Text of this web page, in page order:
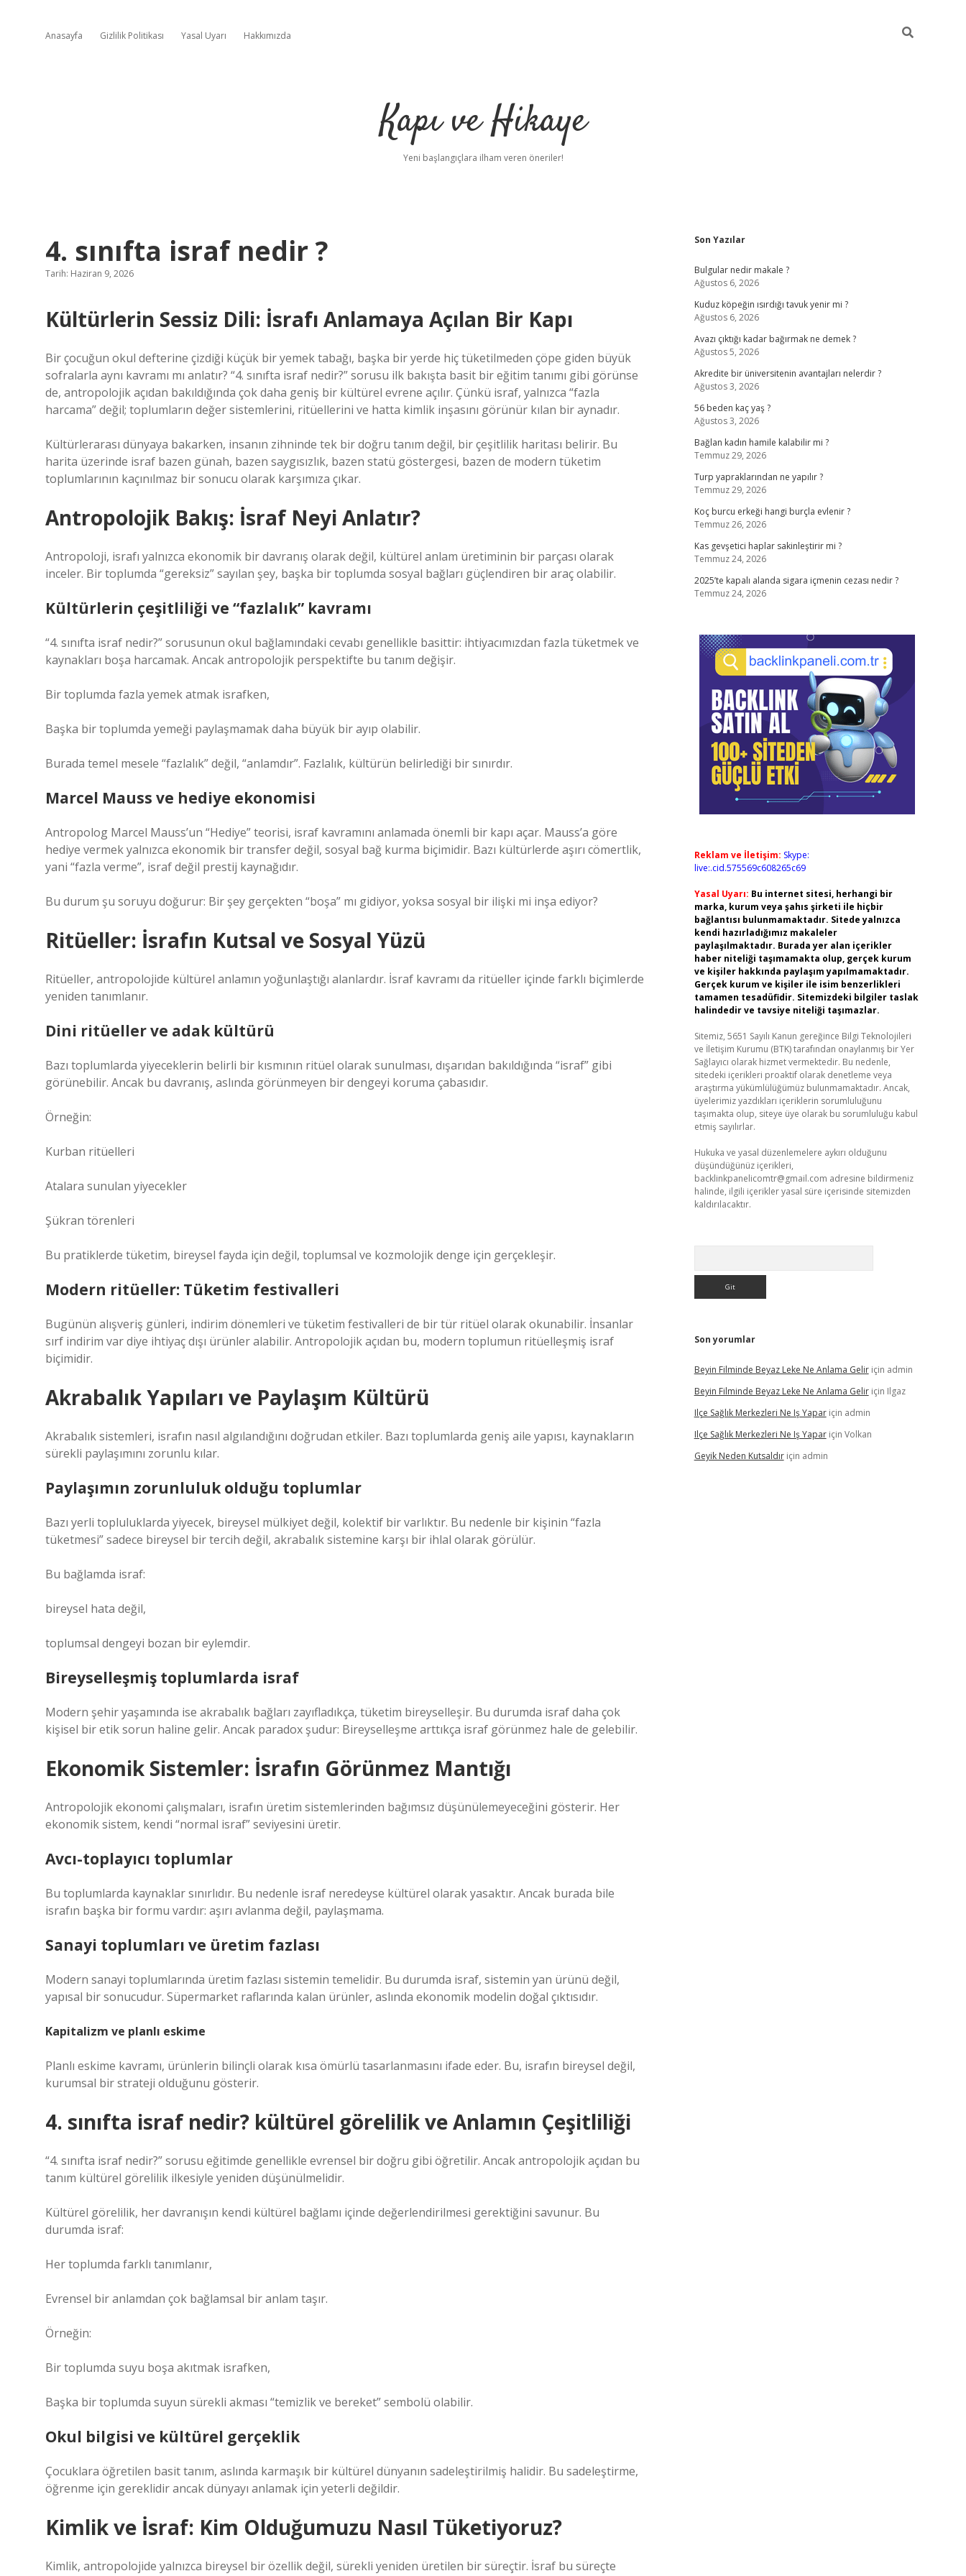
Anasayfa Gizlilik Politikası Yasal Uyarı Hakkımızda
Kapı ve Hikaye
Yeni başlangıçlara ilham veren öneriler!
4. sınıfta israf nedir ?
Tarih: Haziran 9, 2026
Kültürlerin Sessiz Dili: İsrafı Anlamaya Açılan Bir Kapı
Bir çocuğun okul defterine çizdiği küçük bir yemek tabağı, başka bir yerde hiç tüketilmeden çöpe giden büyük
sofralarla aynı kavramı mı anlatır? “4. sınıfta israf nedir?” sorusu ilk bakışta basit bir eğitim tanımı gibi görünse
de, antropolojik açıdan bakıldığında çok daha geniş bir kültürel evrene açılır. Çünkü israf, yalnızca “fazla
harcama” değil; toplumların değer sistemlerini, ritüellerini ve hatta kimlik inşasını görünür kılan bir aynadır.
Kültürlerarası dünyaya bakarken, insanın zihninde tek bir doğru tanım değil, bir çeşitlilik haritası belirir. Bu
harita üzerinde israf bazen günah, bazen saygısızlık, bazen statü göstergesi, bazen de modern tüketim
toplumlarının kaçınılmaz bir sonucu olarak karşımıza çıkar.
Antropolojik Bakış: İsraf Neyi Anlatır?
Antropoloji, israfı yalnızca ekonomik bir davranış olarak değil, kültürel anlam üretiminin bir parçası olarak
inceler. Bir toplumda “gereksiz” sayılan şey, başka bir toplumda sosyal bağları güçlendiren bir araç olabilir.
Kültürlerin çeşitliliği ve “fazlalık” kavramı
“4. sınıfta israf nedir?” sorusunun okul bağlamındaki cevabı genellikle basittir: ihtiyacımızdan fazla tüketmek ve
kaynakları boşa harcamak. Ancak antropolojik perspektifte bu tanım değişir.
Bir toplumda fazla yemek atmak israfken,
Başka bir toplumda yemeği paylaşmamak daha büyük bir ayıp olabilir.
Burada temel mesele “fazlalık” değil, “anlamdır”. Fazlalık, kültürün belirlediği bir sınırdır.
Marcel Mauss ve hediye ekonomisi
Antropolog Marcel Mauss’un “Hediye” teorisi, israf kavramını anlamada önemli bir kapı açar. Mauss’a göre
hediye vermek yalnızca ekonomik bir transfer değil, sosyal bağ kurma biçimidir. Bazı kültürlerde aşırı cömertlik,
yani “fazla verme”, israf değil prestij kaynağıdır.
Bu durum şu soruyu doğurur: Bir şey gerçekten “boşa” mı gidiyor, yoksa sosyal bir ilişki mi inşa ediyor?
Ritüeller: İsrafın Kutsal ve Sosyal Yüzü
Ritüeller, antropolojide kültürel anlamın yoğunlaştığı alanlardır. İsraf kavramı da ritüeller içinde farklı biçimlerde
yeniden tanımlanır.
Dini ritüeller ve adak kültürü
Bazı toplumlarda yiyeceklerin belirli bir kısmının ritüel olarak sunulması, dışarıdan bakıldığında “israf” gibi
görünebilir. Ancak bu davranış, aslında görünmeyen bir dengeyi koruma çabasıdır.
Örneğin:
Kurban ritüelleri
Atalara sunulan yiyecekler
Şükran törenleri
Bu pratiklerde tüketim, bireysel fayda için değil, toplumsal ve kozmolojik denge için gerçekleşir.
Modern ritüeller: Tüketim festivalleri
Bugünün alışveriş günleri, indirim dönemleri ve tüketim festivalleri de bir tür ritüel olarak okunabilir. İnsanlar
sırf indirim var diye ihtiyaç dışı ürünler alabilir. Antropolojik açıdan bu, modern toplumun ritüelleşmiş israf
biçimidir.
Akrabalık Yapıları ve Paylaşım Kültürü
Akrabalık sistemleri, israfın nasıl algılandığını doğrudan etkiler. Bazı toplumlarda geniş aile yapısı, kaynakların
sürekli paylaşımını zorunlu kılar.
Paylaşımın zorunluluk olduğu toplumlar
Bazı yerli topluluklarda yiyecek, bireysel mülkiyet değil, kolektif bir varlıktır. Bu nedenle bir kişinin “fazla
tüketmesi” sadece bireysel bir tercih değil, akrabalık sistemine karşı bir ihlal olarak görülür.
Bu bağlamda israf:
bireysel hata değil,
toplumsal dengeyi bozan bir eylemdir.
Bireyselleşmiş toplumlarda israf
Modern şehir yaşamında ise akrabalık bağları zayıfladıkça, tüketim bireyselleşir. Bu durumda israf daha çok
kişisel bir etik sorun haline gelir. Ancak paradox şudur: Bireyselleşme arttıkça israf görünmez hale de gelebilir.
Ekonomik Sistemler: İsrafın Görünmez Mantığı
Antropolojik ekonomi çalışmaları, israfın üretim sistemlerinden bağımsız düşünülemeyeceğini gösterir. Her
ekonomik sistem, kendi “normal israf” seviyesini üretir.
Avcı-toplayıcı toplumlar
Bu toplumlarda kaynaklar sınırlıdır. Bu nedenle israf neredeyse kültürel olarak yasaktır. Ancak burada bile
israfın başka bir formu vardır: aşırı avlanma değil, paylaşmama.
Sanayi toplumları ve üretim fazlası
Modern sanayi toplumlarında üretim fazlası sistemin temelidir. Bu durumda israf, sistemin yan ürünü değil,
yapısal bir sonucudur. Süpermarket raflarında kalan ürünler, aslında ekonomik modelin doğal çıktısıdır.
Kapitalizm ve planlı eskime
Planlı eskime kavramı, ürünlerin bilinçli olarak kısa ömürlü tasarlanmasını ifade eder. Bu, israfın bireysel değil,
kurumsal bir strateji olduğunu gösterir.
4. sınıfta israf nedir? kültürel görelilikve Anlamın Çeşitliliği
“4. sınıfta israf nedir?” sorusu eğitimde genellikle evrensel bir doğru gibi öğretilir. Ancak antropolojik açıdan bu
tanım kültürel görelilik ilkesiyle yeniden düşünülmelidir.
Kültürel görelilik, her davranışın kendi kültürel bağlamı içinde değerlendirilmesi gerektiğini savunur. Bu
durumda israf:
Her toplumda farklı tanımlanır,
Evrensel bir anlamdan çok bağlamsal bir anlam taşır.
Örneğin:
Bir toplumda suyu boşa akıtmak israfken,
Başka bir toplumda suyun sürekli akması “temizlik ve bereket” sembolü olabilir.
Okul bilgisi ve kültürel gerçeklik
Çocuklara öğretilen basit tanım, aslında karmaşık bir kültürel dünyanın sadeleştirilmiş halidir. Bu sadeleştirme,
öğrenme için gereklidir ancak dünyayı anlamak için yeterli değildir.
Kimlikve İsraf: Kim Olduğumuzu Nasıl Tüketiyoruz?
Kimlik, antropolojide yalnızca bireysel bir özellik değil, sürekli yeniden üretilen bir süreçtir. İsraf bu süreçte
Sidebar
Son Yazılar
Bulgular nedir makale ?
Ağustos 6, 2026
Kuduz köpeğin ısırdığı tavuk yenir mi ?
Ağustos 6, 2026
Avazı çıktığı kadar bağırmak ne demek ?
Ağustos 5, 2026
Akredite bir üniversitenin avantajları nelerdir ?
Ağustos 3, 2026
56 beden kaç yaş ?
Ağustos 3, 2026
Bağlan kadın hamile kalabilir mi ?
Temmuz 29, 2026
Turp yapraklarından ne yapılır ?
Temmuz 29, 2026
Koç burcu erkeği hangi burçla evlenir ?
Temmuz 26, 2026
Kas gevşetici haplar sakinleştirir mi ?
Temmuz 24, 2026
2025’te kapalı alanda sigara içmenin cezası nedir ?
Temmuz 24, 2026
Reklam ve İletişim: Skype:
live:.cid.575569c608265c69
Yasal Uyarı: Bu internet sitesi, herhangi bir
marka, kurum veya şahıs şirketi ile hiçbir
bağlantısı bulunmamaktadır. Sitede yalnızca
kendi hazırladığımız makaleler
paylaşılmaktadır. Burada yer alan içerikler
haber niteliği taşımamakta olup, gerçek kurum
ve kişiler hakkında paylaşım yapılmamaktadır.
Gerçek kurum ve kişiler ile isim benzerlikleri
tamamen tesadüfidir. Sitemizdeki bilgiler taslak
halindedir ve tavsiye niteliği taşımazlar.
Sitemiz, 5651 Sayılı Kanun gereğince Bilgi Teknolojileri
ve İletişim Kurumu (BTK) tarafından onaylanmış bir Yer
Sağlayıcı olarak hizmet vermektedir. Bu nedenle,
sitedeki içerikleri proaktif olarak denetleme veya
araştırma yükümlülüğümüz bulunmamaktadır. Ancak,
üyelerimiz yazdıkları içeriklerin sorumluluğunu
taşımakta olup, siteye üye olarak bu sorumluluğu kabul
etmiş sayılırlar.
Hukuka ve yasal düzenlemelere aykırı olduğunu
düşündüğünüz içerikleri,
backlinkpanelicomtr@gmail.com adresine bildirmeniz
halinde, ilgili içerikler yasal süre içerisinde sitemizden
kaldırılacaktır.
Son yorumlar
Beyin Filminde Beyaz Leke Ne Anlama Geliriçin admin
Beyin Filminde Beyaz Leke Ne Anlama Geliriçin Ilgaz
Ilçe Sağlık Merkezleri Ne Iş Yapariçin admin
Ilçe Sağlık Merkezleri Ne Iş Yapariçin Volkan
Geyik Neden Kutsaldıriçin admin